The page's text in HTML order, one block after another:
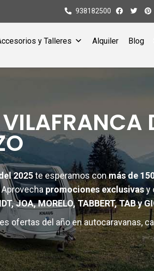
938182500
y Talleres Alquiler Blog
2025te esperamos conmás de
Aprovechapromociones exclusivasy
JOA, MORELO, TABBERT, TAB y
ofertas del año en autocaravanas,